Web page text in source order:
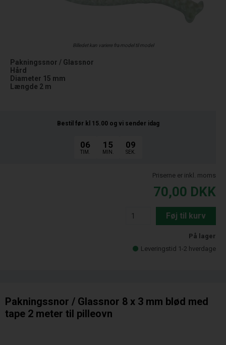
Billedet kan variere fra model til model
Pakningssnor / Glassnor
Hård
Diameter 15 mm
Længde 2 m
Bestil før kl 15.00 og vi sender idag
06
TIM.
15
MIN.
08
SEK.
Priserne er inkl. moms
70,00 DKK
Føj til kurv
På lager
Leveringstid 1-2 hverdage
Pakningssnor / Glassnor 8 x 3 mm blød med
tape 2 meter til pilleovn